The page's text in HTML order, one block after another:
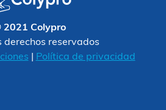
2021 Colypro
derechos reservados
Política de privacidad